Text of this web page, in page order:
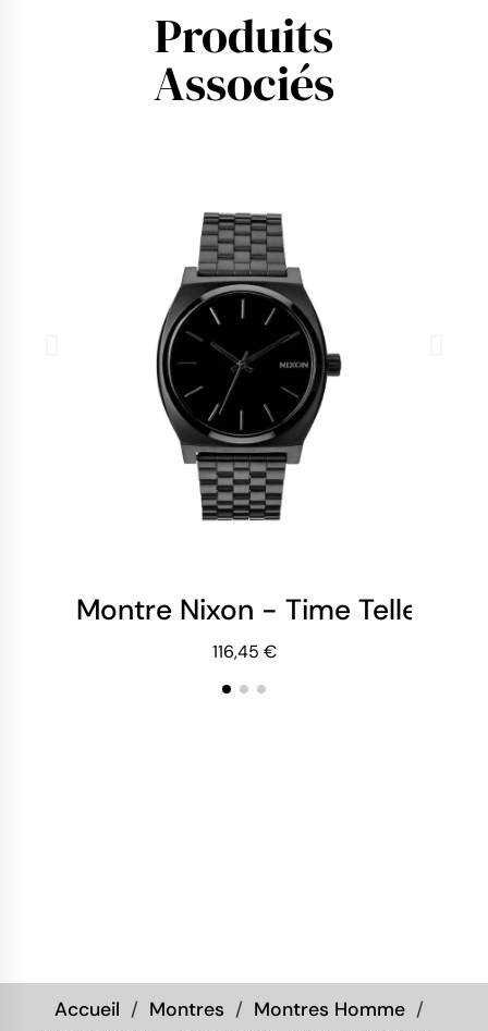
Produits
Associés
Montre Nixon - Time Teller -
116,45 €
Accueil Montres
Montres Homme